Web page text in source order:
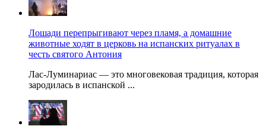
Лошади перепрыгивают через пламя, а домашние
животные ходят в церковь на испанских ритуалах в
честь святого Антония
Лас-Луминариас — это многовековая традиция, которая
зародилась в испанской ...